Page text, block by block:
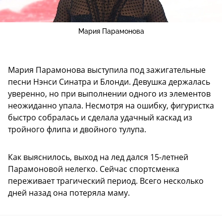
Мария Парамонова
Мария Парамонова выступила под зажигательные
песни Нэнси Синатра и Блонди. Девушка держалась
уверенно, но при выполнении одного из элементов
неожиданно упала. Несмотря на ошибку, фигуристка
быстро собралась и сделала удачный каскад из
тройного флипа и двойного тулупа.
Как выяснилось, выход на лед дался 15-летней
Парамоновой нелегко. Сейчас спортсменка
переживает трагический период. Всего несколько
дней назад она потеряла маму.